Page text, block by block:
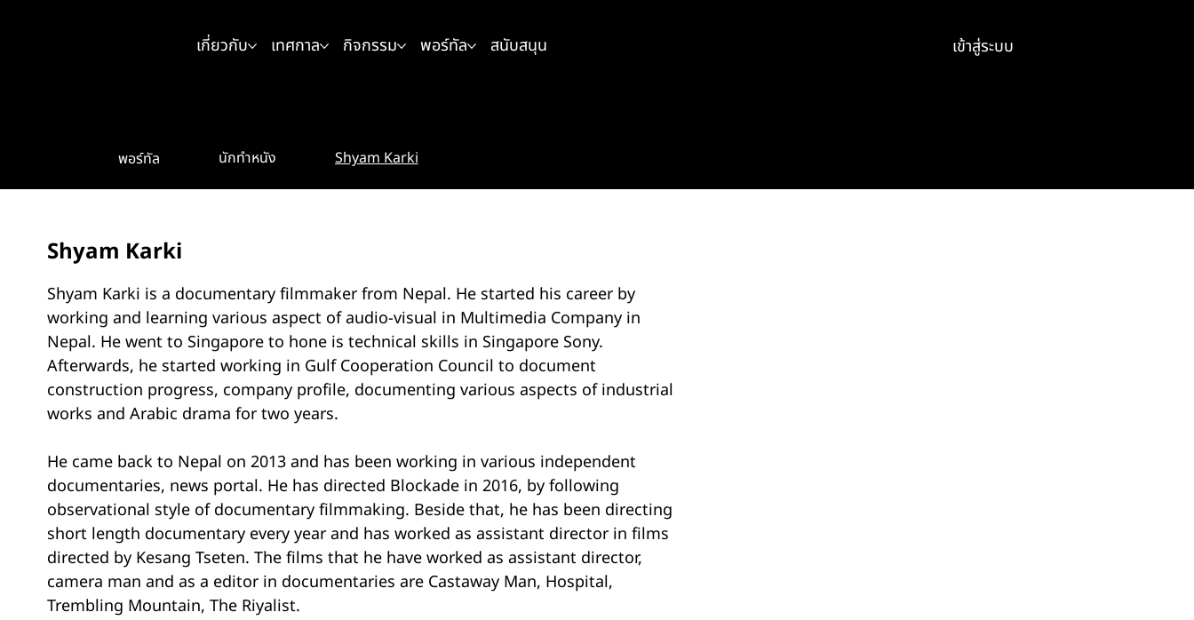
เข้าสู่ระบบ
เกี่ยวกับ เทศกาล กิจกรรม พอร์ทัล สนับสนุน
พอร์ทัล นักทำหนัง Shyam Karki
Shyam Karki
Shyam Karki is a documentary filmmaker from Nepal. He started his career by
working and learning various aspect of audio-visual in Multimedia Company in
Nepal. He went to Singapore to hone is technical skills in Singapore Sony.
Afterwards, he started working in Gulf Cooperation Council to document
construction progress, company profile, documenting various aspects of industrial
works and Arabic drama for two years.
He came back to Nepal on 2013 and has been working in various independent
documentaries, news portal. He has directed Blockade in 2016, by following
observational style of documentary filmmaking. Beside that, he has been directing
short length documentary every year and has worked as assistant director in films
directed by Kesang Tseten. The films that he have worked as assistant director,
camera man and as a editor in documentaries are Castaway Man, Hospital,
Trembling Mountain, The Riyalist.